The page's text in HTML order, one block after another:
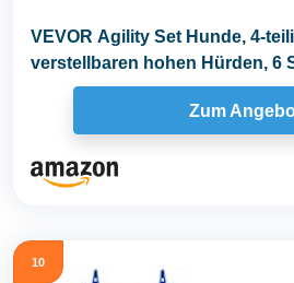
VEVOR Agility Set Hunde, 4-
verstellbaren hohen Hürden, 6
Zum
10